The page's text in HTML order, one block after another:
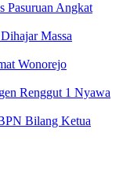
Pasuruan Angkat
Massa
Wonorejo
Renggut 1 Nyawa
Bilang Ketua